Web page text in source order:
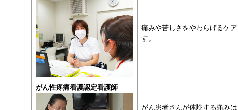
痛みや苦しさをやわらげるケ
す。
がん性疼痛看護認定看護師
がん患者さんが体験する痛み